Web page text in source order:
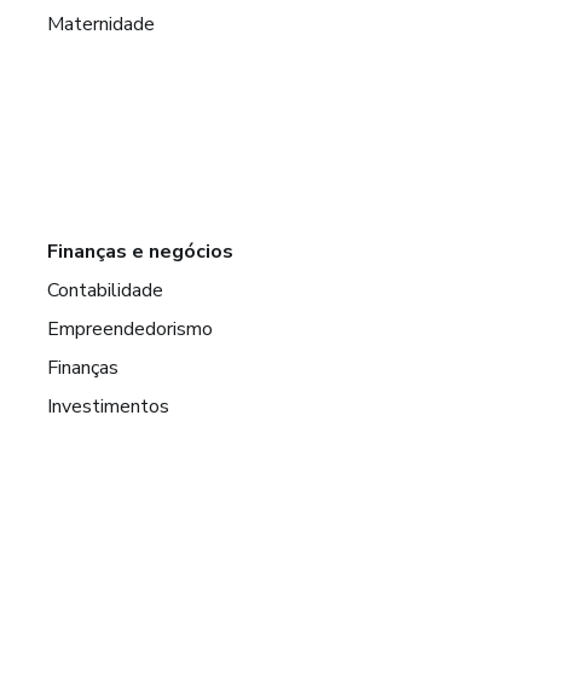
Maternidade
Finanças e negócios
Contabilidade
Empreendedorismo
Finanças
Investimentos